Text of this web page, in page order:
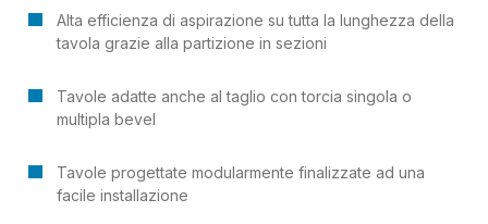
Alta efficienza di aspirazione su tutta la lunghezza della
tavola grazie alla partizione in sezioni
Tavole adatte anche al taglio con torcia singola o
multipla bevel
Tavole progettate modularmente finalizzate ad una
facile installazione